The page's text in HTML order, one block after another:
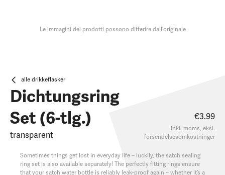
Le immagini dei prodotti possono differire dall'originale
alle drikkeflasker
Dichtungsring
Set (6-tlg.)
transparent
€3.99
inkl. moms, eksl.
forsendelsesomkostninger
Sometimes things get lost in everyday life – luckily, the satch sealing
ring set is also available separately! The perfectly fitting rings ensure
that your satch water bottle is reliably leak-proof again – whether it’s a